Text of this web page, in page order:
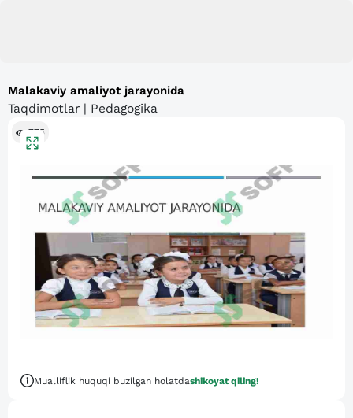
Malakaviy amaliyot jarayonida
Taqdimotlar | Pedagogika
775
Mualliflik huquqi buzilgan holatdashikoyat qiling!